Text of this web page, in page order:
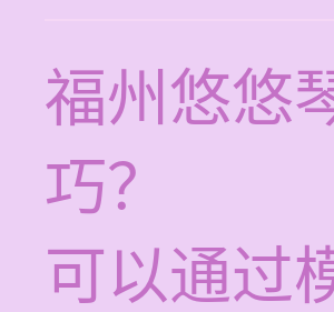
福州悠悠
巧？
可以通过